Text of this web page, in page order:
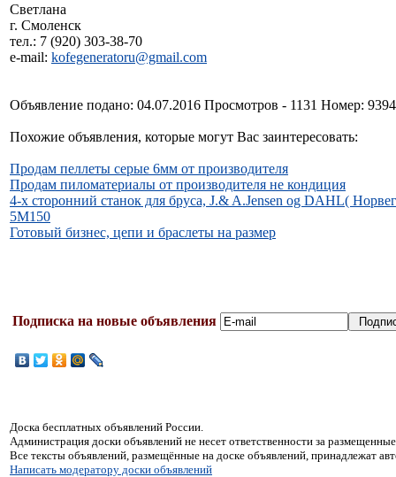
Светлана
г. Смоленск
тел.: 7 (920) 303-38-70
e-mail: kofegeneratoru@gmail.com
Объявление подано: 04.07.2016 Просмотров - 1131 Номер:
Похожие объявления, которые могут Вас заинтересовать:
Продам пеллеты серые 6мм от производителя
Продам пиломатериалы от производителя не кондиция
4-х сторонний станок для бруса, J.& A.Jensen og DAHL(
5М150
Готовый бизнес, цепи и браслеты на размер
Подписка на новые объявления
Доска бесплатных объявлений России.
Администрация доски объявлений не несет ответственности за
Все тексты объявлений, размещённые на доске объявлений, принадлежат
Написать модератору доски объявлений